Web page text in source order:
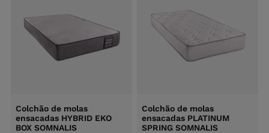
Colchão de molas
ensacadas HYBRID EKO
BOX SOMNALIS
Colchão de molas
ensacadas PLATINUM
SPRING SOMNALIS